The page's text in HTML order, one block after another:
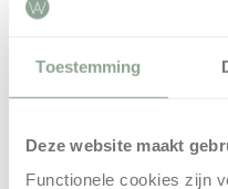
Toestemming
Deze website maakt
Functionele cookies zijn
Scheiden en een eigen
Advocaat regio